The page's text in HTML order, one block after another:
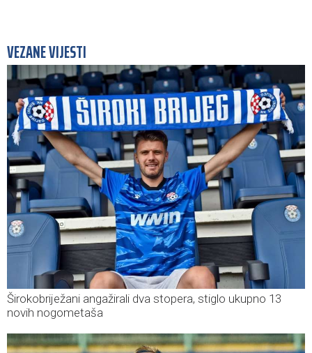
VEZANE VIJESTI
Širokobriježani angažirali dva stopera, stiglo ukupno 13
novih nogometaša